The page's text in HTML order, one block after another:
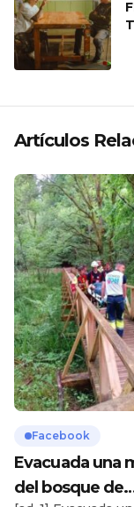
Artículos
Facebook
Evacuada una
del bosque de